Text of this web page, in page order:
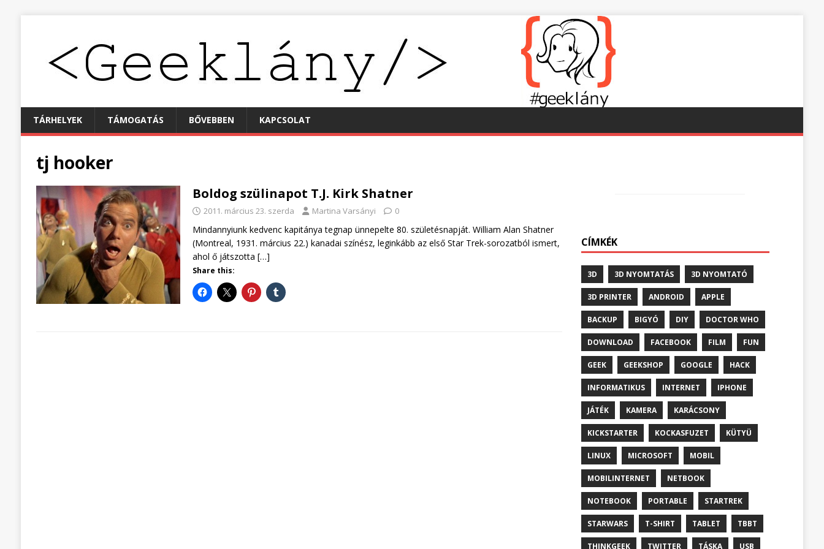
TÁRHELYEK TÁMOGATÁS BŐVEBBEN KAPCSOLAT
tj hooker
Boldog szülinapot T.J. Kirk Shatner
2011. március 23. szerda Martina Varsányi 0
Mindannyiunk kedvenc kapitánya tegnap ünnepelte 80. születésnapját. William Alan Shatner
(Montreal, 1931. március 22.) kanadai színész, leginkább az első Star Trek-sorozatból ismert,
ahol ő játszotta […]
Share this:
CÍMKÉK
3D 3D NYOMTATÁS 3D NYOMTATÓ
3D PRINTER ANDROID APPLE
BACKUP BIGYÓ DIY DOCTOR WHO
DOWNLOAD FACEBOOK FILM FUN
GEEK GEEKSHOP GOOGLE HACK
INFORMATIKUS INTERNET IPHONE
JÁTÉK KAMERA KARÁCSONY
KICKSTARTER KOCKASFUZET KÜTYÜ
LINUX MICROSOFT MOBIL
MOBILINTERNET NETBOOK
NOTEBOOK PORTABLE STARTREK
STARWARS T-SHIRT TABLET TBBT
THINKGEEK TWITTER TÁSKA USB